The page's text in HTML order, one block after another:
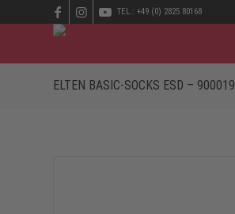
TEL.: +49 (0) 2825 80168
ELTEN BASIC-SOCKS ESD – 900019